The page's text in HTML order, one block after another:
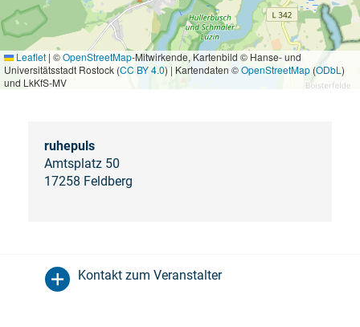
Leaflet | ©OpenStreetMap-Mitwirkende, Kartenbild © Hanse- und
Universitätsstadt Rostock (CC BY 4.0) | Kartendaten ©OpenStreetMap(ODbL )
und LkKfS-MV
ruhepuls
Amtsplatz 50
17258 Feldberg
Kontakt zum Veranstalter